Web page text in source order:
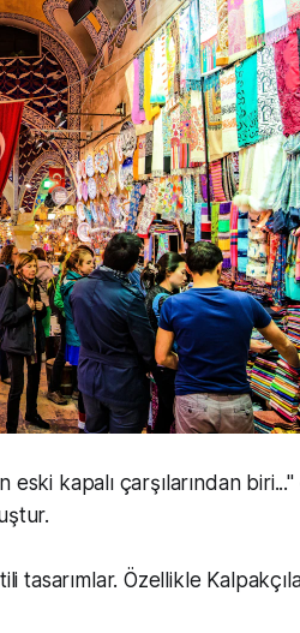
kapalı çarşılarından
tasarımlar. Özellikle